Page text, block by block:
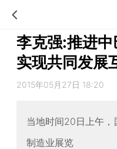
李克强:推进
实现共同发展
2015年05月27日 18:20
当地时间20日上午
制造业展览